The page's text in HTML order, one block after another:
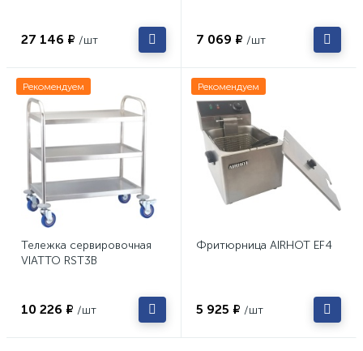
27 146 ₽ /шт 7 069 ₽ /шт
Рекомендуем
Тележка сервировочная
VIATTO RST3B
10 226 ₽ /шт
Рекомендуем
Фритюрница AIRHOT EF4
5 925 ₽ /шт